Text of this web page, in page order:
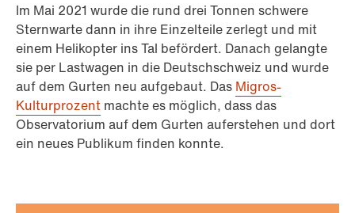
Im Mai 2021 wurde die rund drei Tonnen schwere
Sternwarte dann in ihre Einzelteile zerlegt und mit
einem Helikopter ins Tal befördert. Danach gelangte
sie per Lastwagen in die Deutschschweiz und wurde
auf dem Gurten neu aufgebaut. Das Migros-
Kulturprozent machte es möglich, dass das
Observatorium auf dem Gurten auferstehen und dort
ein neues Publikum finden konnte.